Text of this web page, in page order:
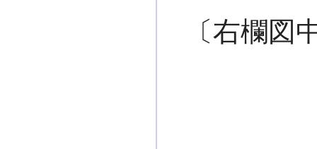
〔右欄